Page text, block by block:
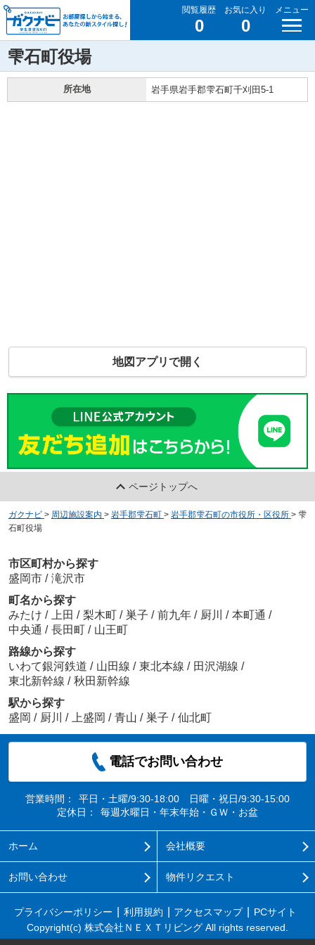
閲覧履歴
0
お気に入り
0
メニュー
雫石町役場
所在地 岩手県岩手郡雫石町千刈田5-1
地図アプリで開く
ページトップへ
ガクナビ > 周辺施設案内 > 岩手郡雫石町 > 岩手郡雫石町の市役所・区役所 > 雫
石町役場
市区町村から探す
盛岡市 / 滝沢市
町名から探す
みたけ / 上田 / 梨木町 / 巣子 / 前九年 / 厨川 / 本町通 /
中央通 / 長田町 / 山王町
路線から探す
いわて銀河鉄道 / 山田線 / 東北本線 / 田沢湖線 /
東北新幹線 / 秋田新幹線
駅から探す
盛岡 / 厨川 / 上盛岡 / 青山 / 巣子 / 仙北町
電話でお問い合わせ
営業時間：
平日・土曜/9:30-18:00 日曜・祝日/9:30-15:00
定休日：
毎週水曜日・年末年始・ＧＷ・お盆
ホーム 会社概要
お問い合わせ 物件リクエスト
プライバシーポリシー 利用規約 アクセスマップ
PCサイト
Copyright(c) 株式会社ＮＥＸＴリビング All rights reserved.